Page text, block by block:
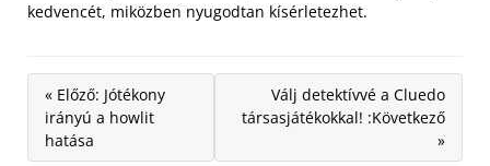
kedvencét, miközben nyugodtan kísérletezhet.
« Előző: Jótékony
irányú a howlit
hatása
Válj detektívvé a Cluedo
társasjátékokkal! :Következő
»